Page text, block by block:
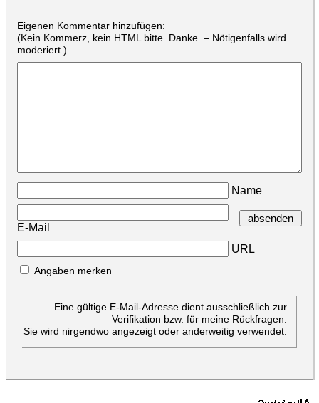
Eigenen Kommentar hinzufügen:
(Kein Kommerz, kein HTML bitte. Danke. – Nötigenfalls wird
moderiert.)
Name
E-Mail
URL
Angaben merken
Eine gültige E-Mail-Adresse dient ausschließlich zur
Verifikation bzw. für meine Rückfragen.
Sie wird nirgendwo angezeigt oder anderweitig verwendet.